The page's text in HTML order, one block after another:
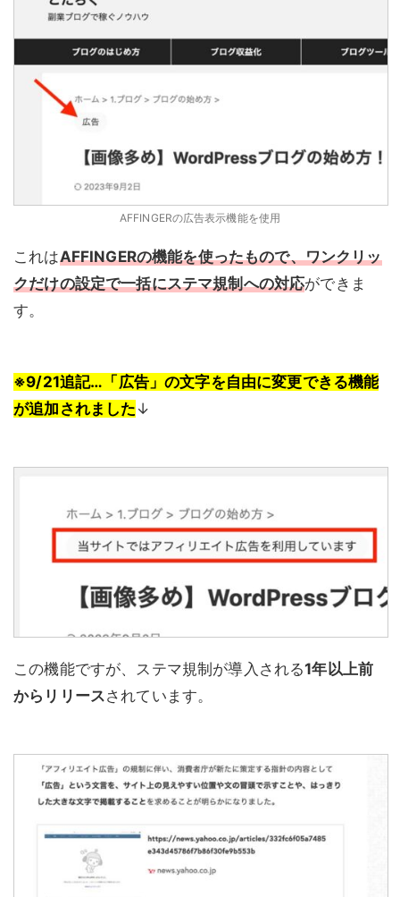
AFFINGERの広告表示機能を使用
これはAFFINGERの機能を使ったもので、ワンクリッ
クだけの設定で一括にステマ規制への対応ができま
す。
※9/21追記…「広告」の文字を自由に変更できる機能
が追加されました ↓
この機能ですが、ステマ規制が導入される1年以上前
からリリースされています。